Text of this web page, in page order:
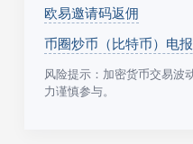
欧易邀请码返佣
币圈炒币（比特币）电
风险提示：加密货币交易波
力谨慎参与。